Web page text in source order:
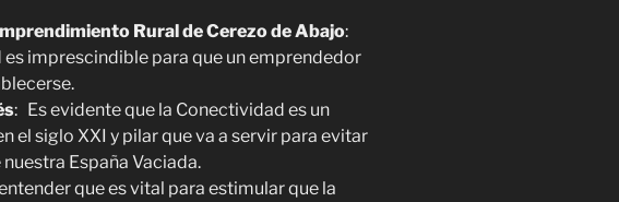
Rural de Cerezo de Abajo:
imprescindible para que un emprendedor
: Es evidente que la Conectividad es un
el siglo XXI y pilar que va a servir para evitar
España Vaciada.
que es vital para estimular que la